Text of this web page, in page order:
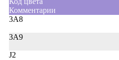
Комментарии
3A8
3A9
J2